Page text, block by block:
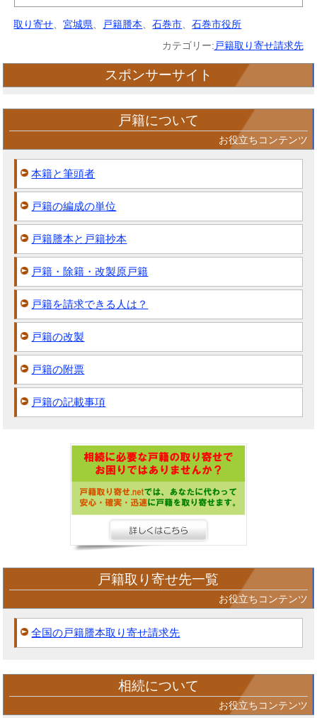
取り寄せ 、宮城県 戸籍謄本 、石巻市 、石巻市役所
カテゴリー: 戸籍取り寄せ請求先
スポンサーサイト
戸籍について
お役立ちコンテンツ
本籍と筆頭者
戸籍の編成の単位
戸籍謄本と戸籍抄本
戸籍・除籍・改製原戸籍
戸籍を請求できる人は？
戸籍の改製
戸籍の附票
戸籍の記載事項
戸籍取り寄せ先一覧
お役立ちコンテンツ
全国の戸籍謄本取り寄せ請求先
相続について
お役立ちコンテンツ